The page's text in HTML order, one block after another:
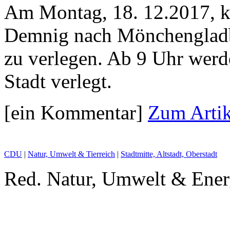
Am Montag, 18. 12.2017,
Demnig nach
zu verlegen. Ab 9 Uhr
Stadt verlegt.
[ein Kommentar] Zum
CDU | Natur, Umwelt & Tierreich | Stadtmitte, Altstadt, Oberstadt
Red. Natur, Umwelt &